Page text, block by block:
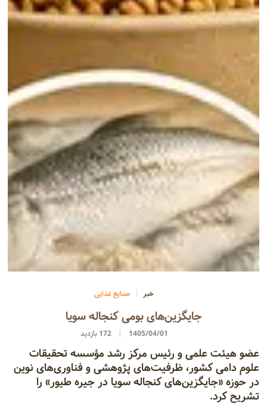
خبر صنایع غذایی
جایگزین‌های بومی کنجاله سویا
1405/04/01 172 بازدید
عضو هیئت علمی و رئیس مرکز رشد مؤسسه تحقیقات
علوم دامی کشور، ظرفیت‌های پژوهشی و فناوری‌های نوین
در حوزه «جایگزین‌های کنجاله سویا در جیره طیور» را
تشریح کرد.